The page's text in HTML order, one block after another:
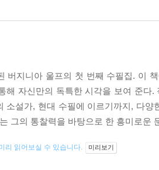
버지니아 울프의 첫 번째 수필집. 이
해 자신만의 독특한 시각을 보여 준다
소설가, 현대 수필에 이르기까지, 다
그의 통찰력을 바탕으로 한 흥미로운
리 읽어보실 수 있습니다. 미리보기